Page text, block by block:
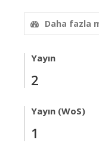
Daha fazla
Yayın
2
Yayın (WoS)
1